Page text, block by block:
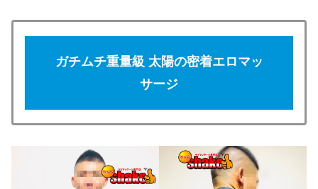
ガチムチ重量級 太陽の密着エロマッ
サージ